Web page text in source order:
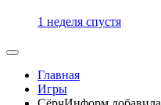
1 неделя спустя
Главная
Игры